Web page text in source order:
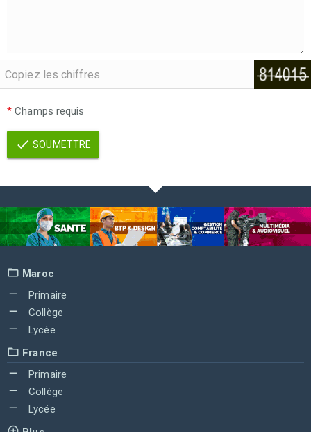
* Champs requis
SOUMETTRE
Maroc
Primaire
Collège
Lycée
France
Primaire
Collège
Lycée